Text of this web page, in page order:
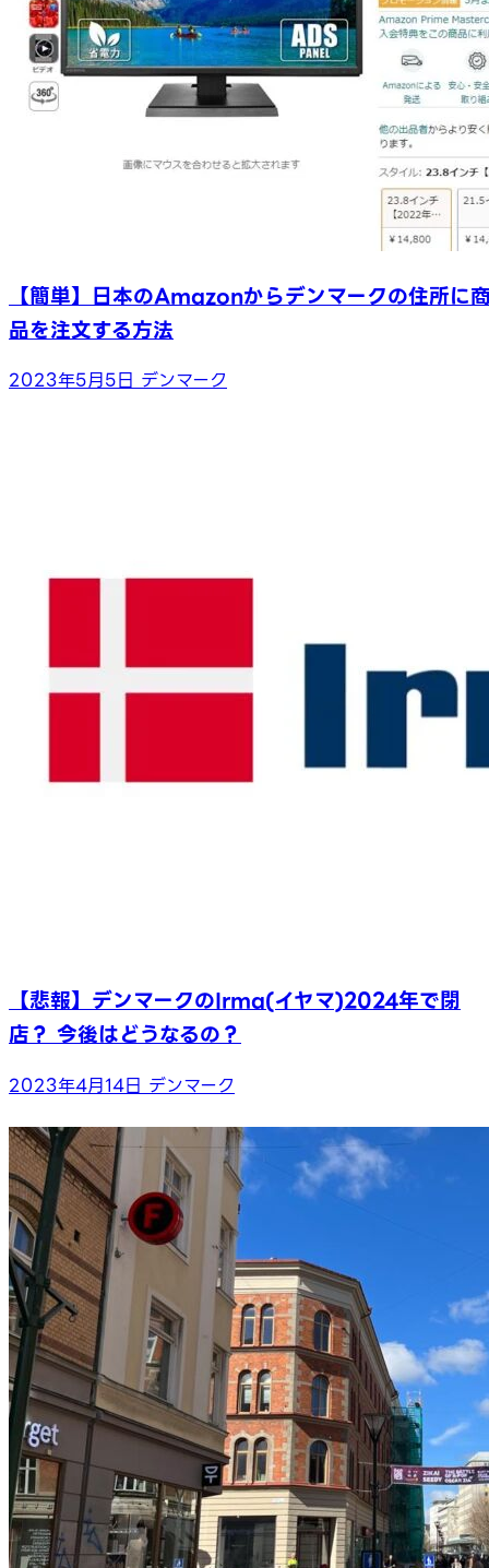
【簡単】日本のAmazonからデンマークの住所に
品を注文する方法
2023年5月5日 デンマーク
【悲報】デンマークのIrma(イヤマ)2024年で閉
店？ 今後はどうなるの？
2023年4月14日 デンマーク